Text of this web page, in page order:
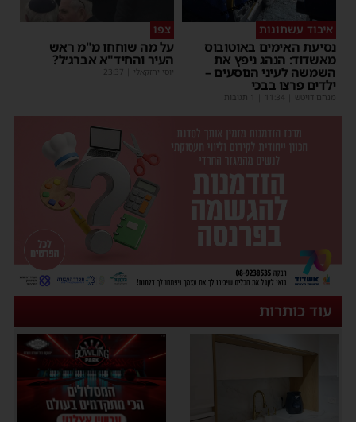
איבוד עשתונות
נסיעת האימים באוטובוס
מאשדוד: הנהג ניפץ את
השמשה לעיני הנוסעים –
ילדים פרצו בבכי
מנחם דויטש 11:34
צפו
על מה שוחחו מ"מ ראש
העיר והחיד"א אברג׳ל?
יוסי יחזקאלי 23:37
עוד כותרות